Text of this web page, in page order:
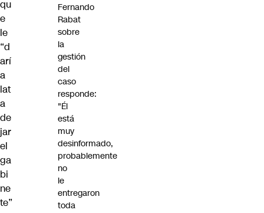
qu
e
le
“d
arí
a
lat
a
de
jar
el
ga
bi
ne
te”
Fernando
Rabat
sobre
la
gestión
del
caso
responde:
"Él
está
muy
desinformado,
probablemente
no
le
entregaron
toda